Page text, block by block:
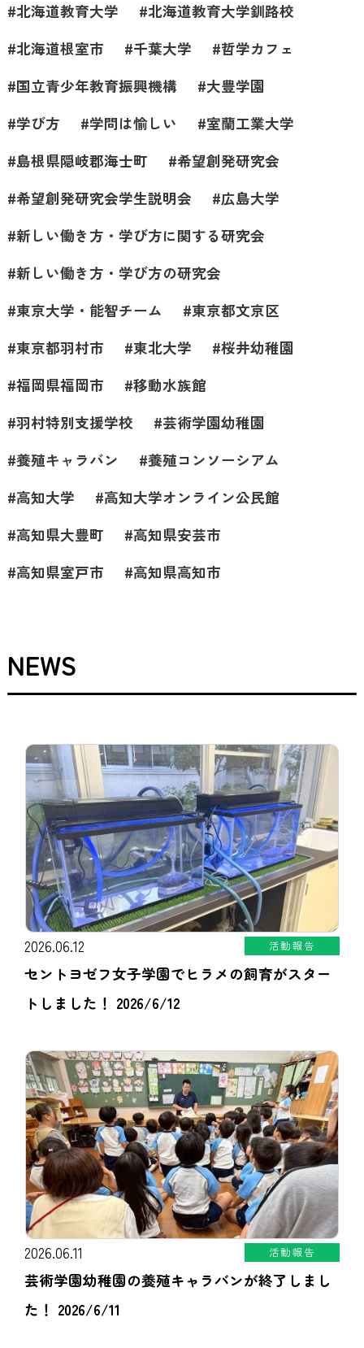
NEWS
2026.06.12 活動報告
セントヨゼフ女子学園でヒラメの飼育がスター
トしました！ 2026/6/12
2026.06.11 活動報告
芸術学園幼稚園の養殖キャラバンが終了しまし
た！ 2026/6/11
北海道教育大学
北海道教育大学釧路校
北海道根室市
千葉大学
哲学カフェ
国立青少年教育振興機構
大豊学園
学び方
学問は愉しい
室蘭工業大学
島根県隠岐郡海士町
希望創発研究会
希望創発研究会学生説明会
広島大学
新しい働き方・学び方に関する研究会
新しい働き方・学び方の研究会
東京大学・能智チーム
東京都文京区
東京都羽村市
東北大学
桜井幼稚園
福岡県福岡市
移動水族館
羽村特別支援学校
芸術学園幼稚園
養殖キャラバン
養殖コンソーシアム
高知大学
高知大学オンライン公民館
高知県大豊町
高知県安芸市
高知県室戸市
高知県高知市